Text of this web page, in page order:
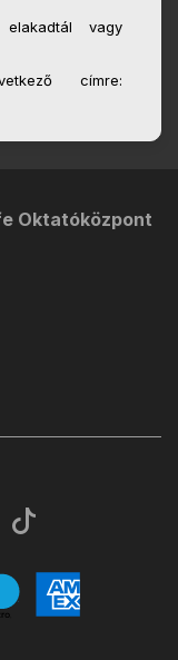
vagy
címre:
Oktatóközpont